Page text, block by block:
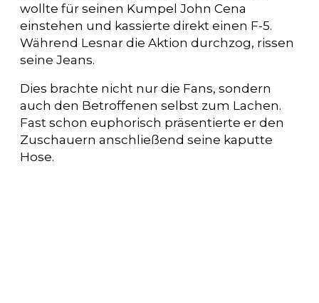
wollte für seinen Kumpel John Cena
einstehen und kassierte direkt einen F-5.
Während Lesnar die Aktion durchzog, rissen
seine Jeans.
Dies brachte nicht nur die Fans, sondern
auch den Betroffenen selbst zum Lachen.
Fast schon euphorisch präsentierte er den
Zuschauern anschließend seine kaputte
Hose.